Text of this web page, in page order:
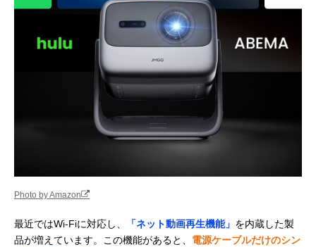
Photo by Amazon
最近ではWi-Fiに対応し、 「ネット動画再生機能」 を内蔵した製
品が増えています。この機能があると、 電源ケーブルだけのシン